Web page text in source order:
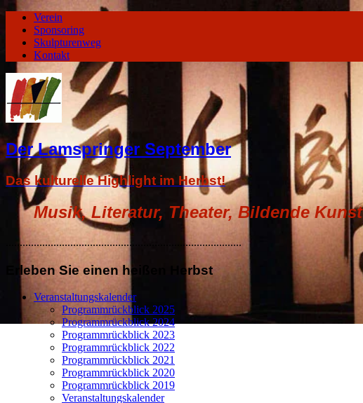
Verein
Sponsoring
Skulpturenweg
Kontakt
Der Lamspringer September
Das kulturelle Highlight im Herbst!
Musik, Literatur, Theater, Bildende Kunst
....................................................................................
Erleben Sie einen heißen Herbst
Veranstaltungskalender
Programmrückblick 2025
Programmrückblick 2024
Programmrückblick 2023
Programmrückblick 2022
Programmrückblick 2021
Programmrückblick 2020
Programmrückblick 2019
Veranstaltungskalender